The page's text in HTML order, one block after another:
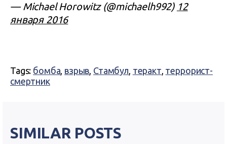
— Michael Horowitz (@michaelh992) 12
января 2016
Tags: бомба взрыв Стамбул теракт террорист-
смертник
SIMILAR POSTS